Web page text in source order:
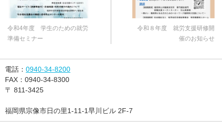
令和4年度 学生のための就労
準備セミナー
令和８年度 就労支援研修開
催のお知らせ
電話： 0940-34-8200
FAX： 0940-34-8300
〒 811-3425
福岡県宗像市日の里1-11-1早川ビル 2F-7